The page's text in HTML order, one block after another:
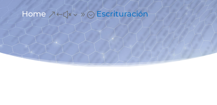
Home &#x39; Escrituración